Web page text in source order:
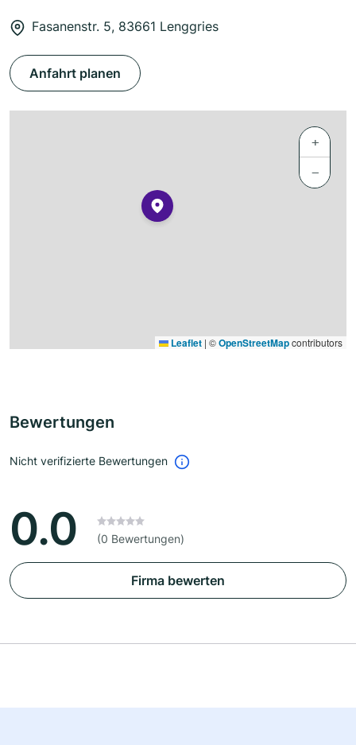
Fasanenstr. 5, 83661 Lenggries
Anfahrt planen
+
−
Leaflet | ©OpenStreetMapcontributors
Bewertungen
Nicht verifizierte Bewertungen
0.0 (0 Bewertungen)
Firma bewerten